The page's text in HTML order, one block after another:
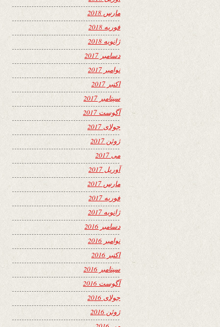
مارس 2018
فوریه 2018
ژانویه 2018
دسامبر 2017
نوامبر 2017
اکتبر 2017
سپتامبر 2017
آگوست 2017
جولای 2017
ژوئن 2017
می 2017
آوریل 2017
مارس 2017
فوریه 2017
ژانویه 2017
دسامبر 2016
نوامبر 2016
اکتبر 2016
سپتامبر 2016
آگوست 2016
جولای 2016
ژوئن 2016